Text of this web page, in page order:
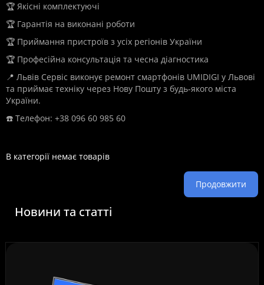
🏆 Якісні комплектуючі
🏆 Гарантія на виконані роботи
🏆 Приймання пристроїв з усіх регіонів України
🏆 Професійна консультація та чесна діагностика
📍 Львів Сервіс виконує ремонт смартфонів UMIDIGI у Львові
та приймає техніку через Нову Пошту з будь-якого міста
України.
☎️ Телефон: +38 096 60 985 60
В категорії немає товарів
Продовжити
Новини та статті